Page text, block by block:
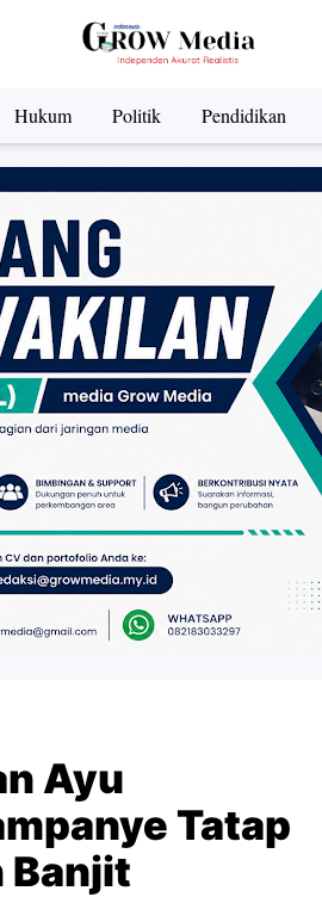
Hukum Politik Pendidikan
Ayu
Tatap
Banjit